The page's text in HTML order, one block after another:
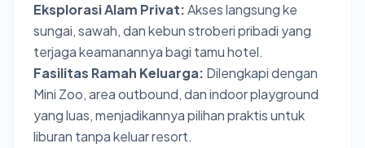
Eksplorasi Alam Privat:Akses langsung ke
sungai, sawah, dan kebun stroberi pribadi yang
terjaga keamanannya bagi tamu hotel.
Fasilitas Ramah Keluarga: Dilengkapi dengan
Mini Zoo, area outbound, dan indoor playground
yang luas, menjadikannya pilihan praktis untuk
liburan tanpa keluar resort.